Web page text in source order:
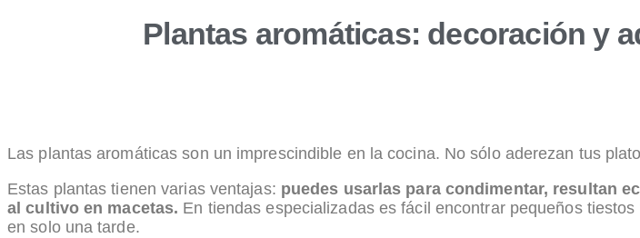
Plantas aromáticas: decoración y
Las plantas aromáticas son un imprescindible en la cocina. No sólo aderezan tus
Estas plantas tienen varias ventajas: puedes usarlas para condimentar, resultan
al cultivo en macetas. En tiendas especializadas es fácil encontrar pequeños
en solo una tarde.